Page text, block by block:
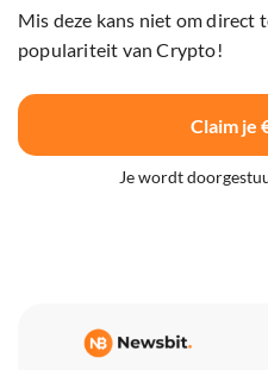
Mis deze kans niet om direct
populariteit van Crypto!
Claim je
Je wordt